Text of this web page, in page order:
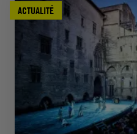
ACTUALITÉ